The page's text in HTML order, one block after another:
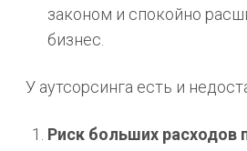
законом и спокойно
бизнес.
У аутсорсинга есть и
Риск больших расходов